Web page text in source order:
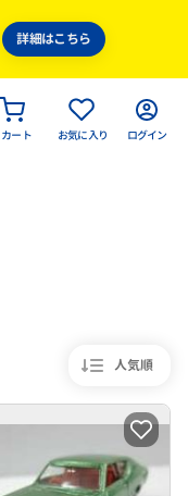
詳細はこちら
カート お気に入り ログイン
人気順